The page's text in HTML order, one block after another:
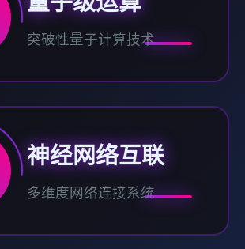
突破性量子计算技术
神经网络互联
多维度网络连接系统